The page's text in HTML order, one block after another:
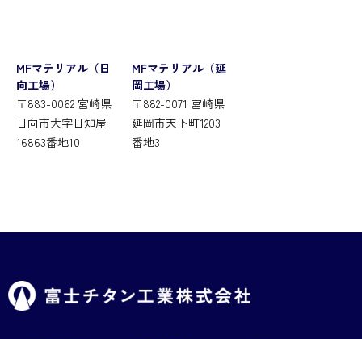
MFマテリアル（日
向工場）
〒883-0062 宮崎県
日向市大字日知屋
16863番地10
MFマテリアル（延
岡工場）
〒882-0071 宮崎県
延岡市天下町1203
番地3